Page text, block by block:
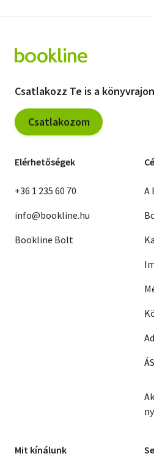
Csatlakozz Te is a
Csatlakozom
Elérhetőségek
+36 1 235 60 70
info@bookline.hu
Bookline Bolt
A
Mit kínálunk